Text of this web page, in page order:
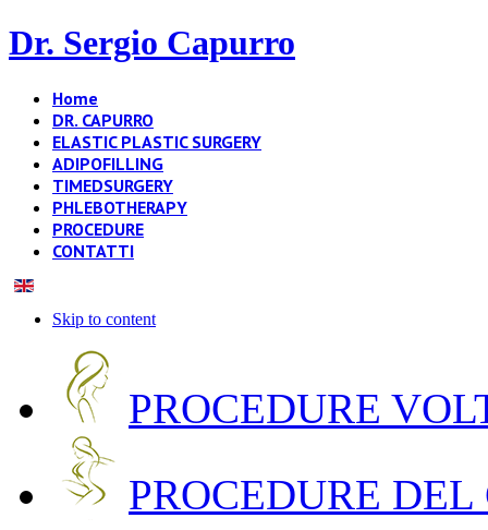
Dr. Sergio Capurro
Home
DR. CAPURRO
ELASTIC PLASTIC SURGERY
ADIPOFILLING
TIMEDSURGERY
PHLEBOTHERAPY
PROCEDURE
CONTATTI
Skip to content
PROCEDURE
PROCEDURE DEL